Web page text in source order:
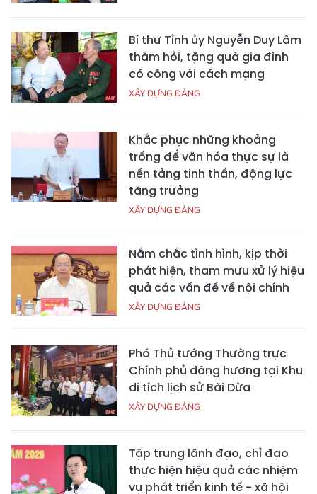
Bí thư Tỉnh ủy Nguyễn Duy Lâm
thăm hỏi, tặng quà gia đình
có công với cách mạng
XÂY DỰNG ĐẢNG
Khắc phục những khoảng
trống để văn hóa thực sự là
nền tảng tinh thần, động lực
tăng trưởng
XÂY DỰNG ĐẢNG
Nắm chắc tình hình, kịp thời
phát hiện, tham mưu xử lý hiệu
quả các vấn đề về nội chính
XÂY DỰNG ĐẢNG
Phó Thủ tướng Thường trực
Chính phủ dâng hương tại Khu
di tích lịch sử Bãi Dừa
XÂY DỰNG ĐẢNG
Tập trung lãnh đạo, chỉ đạo
thực hiện hiệu quả các nhiệm
vụ phát triển kinh tế - xã hội